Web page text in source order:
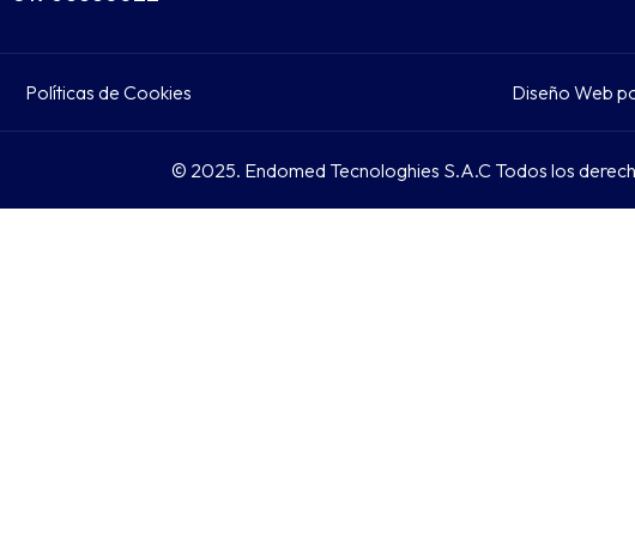
Políticas de Cookies Diseño Web
© 2025. Endomed Tecnologhies S.A.C Todos los